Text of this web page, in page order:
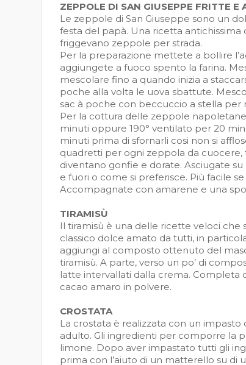
ZEPPOLE DI SAN GIUSEPPE FRITTE E
Le zeppole di San Giuseppe sono un
festa del papà. Una ricetta
friggevano zeppole per strada.
Per la preparazione mettete a bollire
aggiungete a fuoco spento la farina.
mescolare fino a quando inizia a
poche alla volta le uova sbattute.
sac à poche con beccuccio a stella
Per la cottura delle zeppole
minuti oppure 190° ventilato per 20
minuti prima di sfornarli cosi non si
quadretti per ogni zeppola da
diventano gonfie e dorate. Asciugate
e fuori o come si preferisce. Più facile
Accompagnate con amarene e una
TIRAMISÙ
Il tiramisù è una delle ricette veloci che
classico dolce amato da tutti, in
aggiungi al composto ottenuto del
tiramisù. A parte, verso un po’ di
latte intervallati dalla crema.
cacao amaro in polvere.
CROSTATA
La crostata è realizzata con un
adulto. Gli ingredienti per comporre la
limone. Dopo aver impastato tutti gli
prima con l’aiuto di un matterello su di